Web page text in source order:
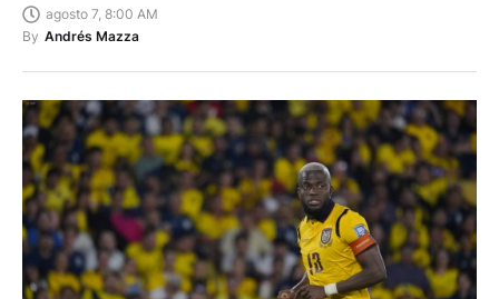
agosto 7, 8:00 AM
By Andrés Mazza